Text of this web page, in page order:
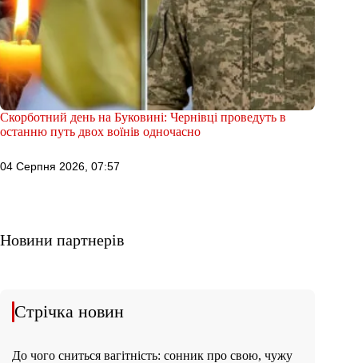
Скорботний день на Буковині: Чернівці проведуть в
останню путь двох воїнів одночасно
04 Серпня 2026, 07:57
Новини партнерів
Стрічка новин
До чого сниться вагітність: сонник про свою, чужу